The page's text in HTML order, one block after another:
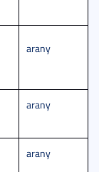
arany
arany
arany